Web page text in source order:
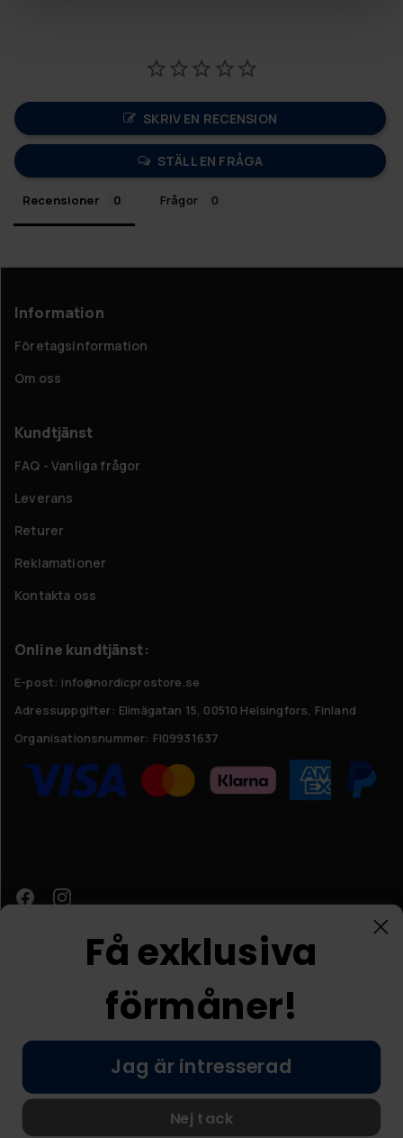
SKRIV EN RECENSION
STÄLL EN FRÅGA
Recensioner Frågor
Information
Företagsinformation
Om oss
Kundtjänst
FAQ - Vanliga frågor
Leverans
Returer
Reklamationer
Kontakta oss
Online kundtjänst:
E-post: info@nordicprostore.se
Adressuppgifter: Elimägatan 15, 00510 Helsingfors, Finland
Organisationsnummer: FI09931637
© Nordic Prostore 2026
Allmänna villkor
Få exklusiva
förmåner!
Jag är intresserad
Nej tack